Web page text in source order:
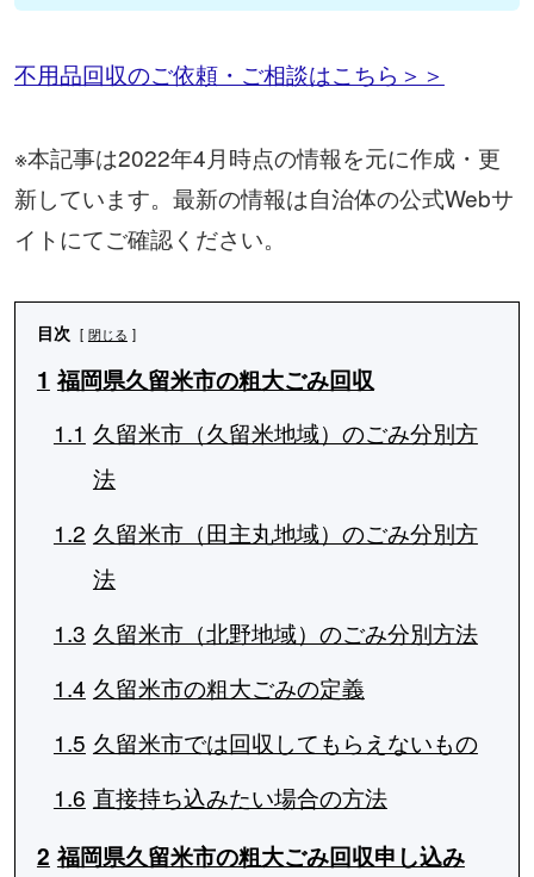
不用品回収のご依頼・ご相談はこちら＞＞
※本記事は2022年4月時点の情報を元に作成・更
新しています。最新の情報は自治体の公式Webサ
イトにてご確認ください。
目次 閉じる
1 福岡県久留米市の粗大ごみ回収
1.1 久留米市（久留米地域）のごみ分別方
法
1.2 久留米市（田主丸地域）のごみ分別方
法
1.3 久留米市（北野地域）のごみ分別方法
1.4 久留米市の粗大ごみの定義
1.5 久留米市では回収してもらえないもの
1.6 直接持ち込みたい場合の方法
2 福岡県久留米市の粗大ごみ回収申し込み